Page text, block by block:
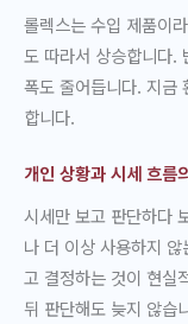
롤렉스는 수입 제품이
도 따라서 상승합니다.
폭도 줄어듭니다. 지금
합니다.
개인 상황과 시세 흐름
시세만 보고 판단하다
나 더 이상 사용하지
고 결정하는 것이 현실
뒤 판단해도 늦지 않습